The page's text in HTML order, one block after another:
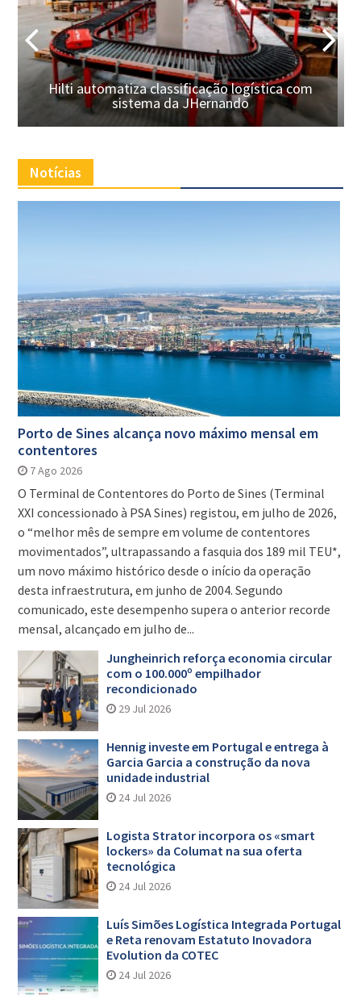
Panattoni e Cushman & Wakefield fecham o
“maior contrato de arrendamento” logístico
do Porto em 2026
Notícias
Porto de Sines alcança novo máximo mensal em
contentores
7 Ago 2026
O Terminal de Contentores do Porto de Sines (Terminal
XXI concessionado à PSA Sines) registou, em julho de 2026,
o “melhor mês de sempre em volume de contentores
movimentados”, ultrapassando a fasquia dos 189 mil TEU*,
um novo máximo histórico desde o início da operação
desta infraestrutura, em junho de 2004. Segundo
comunicado, este desempenho supera o anterior recorde
mensal, alcançado em julho de...
Jungheinrich reforça economia circular
com o 100.000º empilhador
recondicionado
29 Jul 2026
Hennig investe em Portugal e entrega à
Garcia Garcia a construção da nova
unidade industrial
24 Jul 2026
Logista Strator incorpora os «smart
lockers» da Columat na sua oferta
tecnológica
24 Jul 2026
Luís Simões Logística Integrada Portugal
e Reta renovam Estatuto Inovadora
Evolution da COTEC
24 Jul 2026